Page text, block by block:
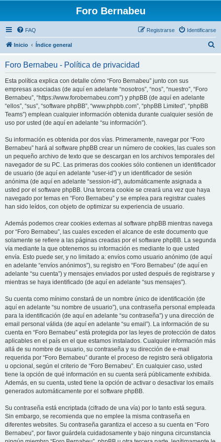
Foro Bernabeu
FAQ Identificarse
Registrarse
Inicio Índice general
Foro Bernabeu - Política de privacidad
Esta política explica con detalle cómo “Foro Bernabeu” junto con sus
empresas asociadas (de aquí en adelante “nosotros”, “nos”, “nuestro”, “Foro
Bernabeu”, “https://www.forobernabeu.com”) y phpBB (de aquí en adelante
“ellos”, “sus”, “software phpBB”, “www.phpbb.com”, “phpBB Limited”, “phpBB
Teams”) emplean cualquier información obtenida durante cualquier sesión de
uso por usted (de aquí en adelante “su información”).
Su información es obtenida por dos vías. Primeramente, navegar por “Foro
Bernabeu” hará al software phpBB crear un número de cookies, las cuales son
un pequeño archivo de texto que se descargan en los archivos temporales del
navegador de su PC. Las primeras dos cookies sólo contienen un identificador
de usuario (de aquí en adelante “user-id”) y un identificador de sesión
anónima (de aquí en adelante “session-id”), automáticamente asignada a
usted por el software phpBB. Una tercera cookie se creará una vez que haya
navegado por temas en “Foro Bernabeu” y se emplea para registrar cuales
han sido leídos, con objeto de optimizar su experiencia de usuario.
Además podemos crear cookies externas al software phpBB mientras navega
por “Foro Bernabeu”, las cuales exceden el alcance de este documento que
solamente se refiere a las páginas creadas por el software phpBB. La segunda
vía mediante la que obtenemos su información es mediante lo que usted
envía. Esto puede ser, y no limitado a: envíos como usuario anónimo (de aquí
en adelante “envíos anónimos”), su registro en “Foro Bernabeu” (de aquí en
adelante “su cuenta”) y mensajes enviados por usted después de registrarse y
mientras se haya identificado (de aquí en adelante “sus mensajes”).
Su cuenta como mínimo constará de un nombre único de identificación (de
aquí en adelante “su nombre de usuario”), una contraseña personal empleada
para la identificación (de aquí en adelante “su contraseña”) y una dirección de
email personal válida (de aquí en adelante “su email”). La información de su
cuenta en “Foro Bernabeu” está protegida por las leyes de protección de datos
aplicables en el país en el que estamos instalados. Cualquier información más
allá de su nombre de usuario, su contraseña y su dirección de e-mail
requerida por “Foro Bernabeu” durante el proceso de registro será obligatoria
u opcional, según el criterio de “Foro Bernabeu”. En cualquier caso, usted
tiene la opción de qué información en su cuenta será públicamente exhibida.
Además, en su cuenta, usted tiene la opción de activar o desactivar los emails
generados automáticamente por el software phpBB.
Su contraseña está encriptada (cifrado de una vía) por lo tanto está segura.
Sin embargo, se recomienda que no emplee la misma contraseña en
diferentes websites. Su contraseña garantiza el acceso a su cuenta en “Foro
Bernabeu”, por favor guárdela cuidadosamente y bajo ninguna circunstancia